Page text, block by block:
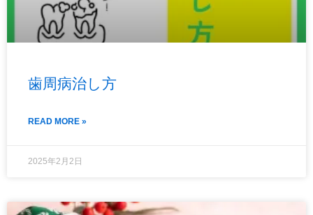
歯周病治し方
READ MORE »
2025年2月2日